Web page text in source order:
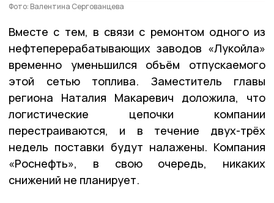
Фото: Валентина Сергованцева
Вместе с тем, в связи с ремонтом одного из
нефтеперерабатывающих заводов «Лукойла»
временно уменьшился объём отпускаемого
этой сетью топлива. Заместитель главы
региона Наталия Макаревич доложила, что
логистические цепочки компании
перестраиваются, и в течение двух-трёх
недель поставки будут налажены. Компания
«Роснефть», в свою очередь, никаких
снижений не планирует.